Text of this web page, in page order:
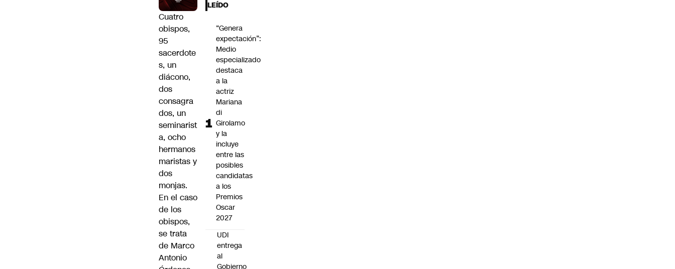
Cuatro
obispos,
95
sacerdote
s, un
diácono,
dos
consagra
dos, un
seminarist
a, ocho
hermanos
maristas y
dos
monjas.
En el caso
de los
obispos,
se trata
de Marco
Antonio
LEÍDO
“Genera
expectación”:
Medio
especializado
destaca
a la
actriz
Mariana
di
Girolamo
y la
incluye
entre las
posibles
candidatas
a los
Premios
Oscar
2027
UDI
entrega
al
Gobierno